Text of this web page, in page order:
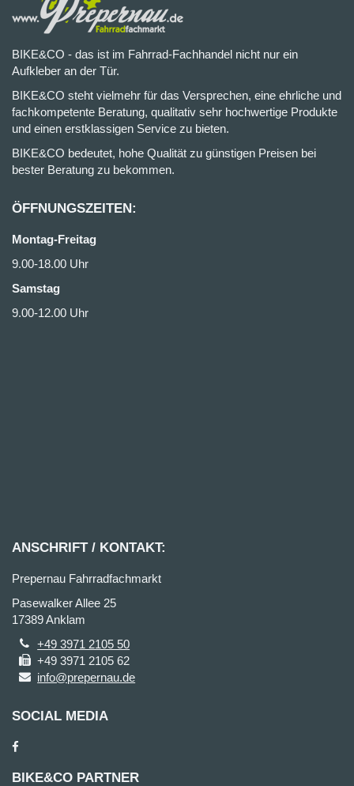
BIKE&CO - das ist im Fahrrad-Fachhandel nicht nur ein
Aufkleber an der Tür.
BIKE&CO steht vielmehr für das Versprechen, eine ehrliche und
fachkompetente Beratung, qualitativ sehr hochwertige Produkte
und einen erstklassigen Service zu bieten.
BIKE&CO bedeutet, hohe Qualität zu günstigen Preisen bei
bester Beratung zu bekommen.
ÖFFNUNGSZEITEN:
Montag-Freitag
9.00-18.00 Uhr
Samstag
9.00-12.00 Uhr
ANSCHRIFT / KONTAKT:
Prepernau Fahrradfachmarkt
Pasewalker Allee 25
17389 Anklam
+49 3971 2105 50
+49 3971 2105 62
info@prepernau.de
SOCIAL MEDIA
BIKE&CO PARTNER